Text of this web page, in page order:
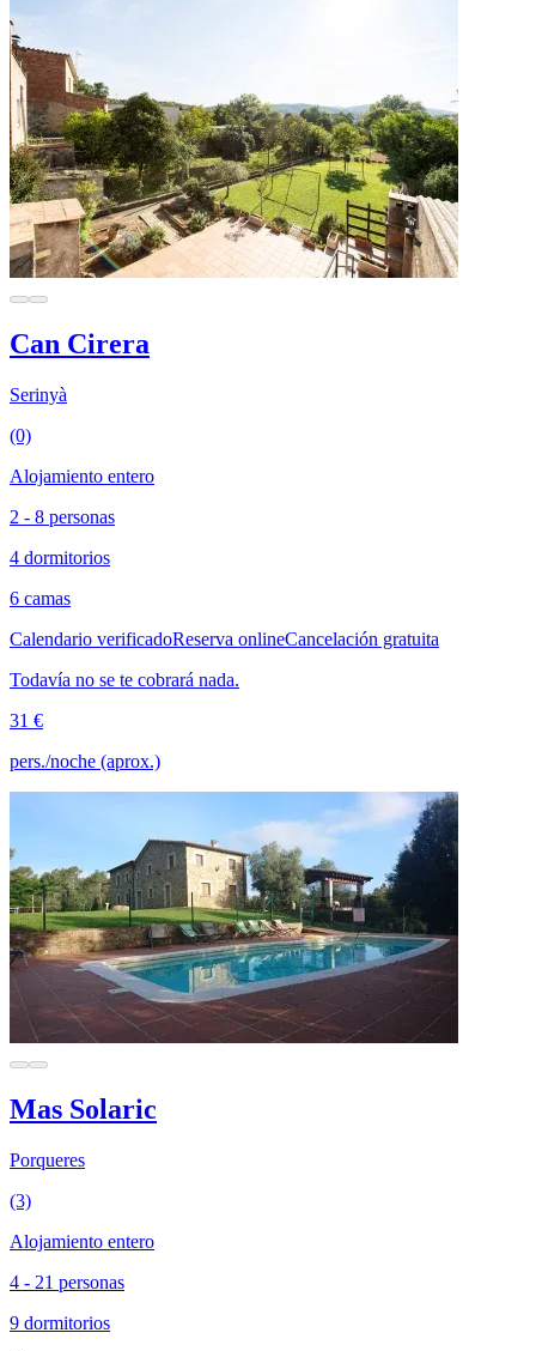
Can Cirera
Serinyà
(0)
Alojamiento entero
2 - 8 personas
4 dormitorios
6 camas
Calendario verificadoReserva onlineCancelación gratuita
Todavía no se te cobrará nada.
31 €
pers./noche (aprox.)
Mas Solaric
Porqueres
(3)
Alojamiento entero
4 - 21 personas
9 dormitorios